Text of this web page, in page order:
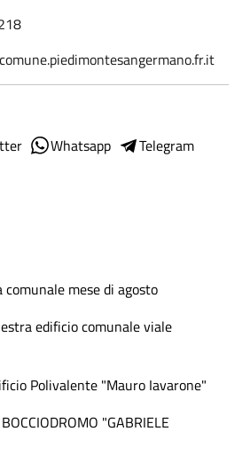
Whatsapp
Telegram
mese di agosto
edificio comunale viale
Polivalente "Mauro Iavarone"
"GABRIELE